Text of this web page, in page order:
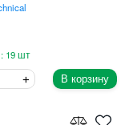
19
В корзину